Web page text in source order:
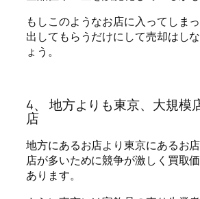
もしこのようなお店に入ってしま
出してもらうだけにして売却はし
ょう。
4、 地方よりも東京、大規模
店
地方にあるお店より東京にあるお
店が多いために競争が激しく買取
あります。